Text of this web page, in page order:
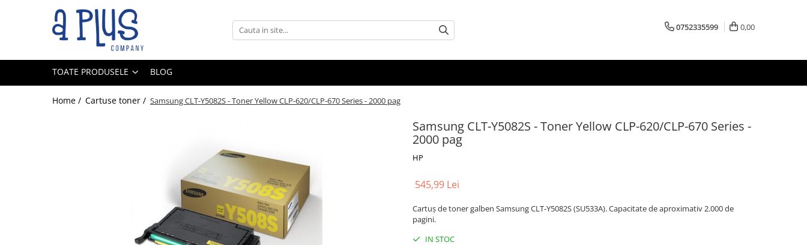
Toate Produsele
Cartuse toner
0752335599 0,00
TOATE PRODUSELE BLOG
Home / Cartuse toner / Samsung CLT-Y5082S - Toner Yellow CLP-620/CLP-670 Series - 2000 pag
Samsung CLT-Y5082S - Toner Yellow CLP-620/CLP-670 Series -
2000 pag
HP
545,99 Lei
Cartuș de toner galben Samsung CLT-Y5082S (SU533A). Capacitate de aproximativ 2.000 de
pagini.
IN STOC